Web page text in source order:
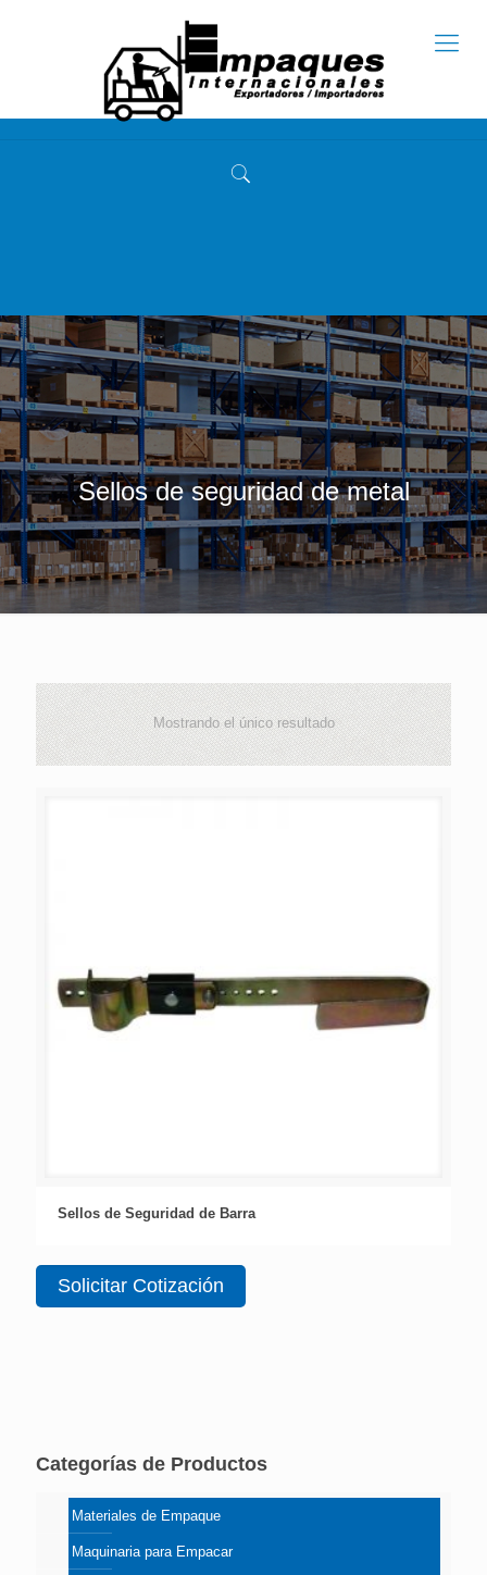
Sellos de seguridad de metal
Mostrando el único resultado
Sellos de Seguridad de Barra
Solicitar Cotización
Categorías de Productos
Materiales de Empaque
Maquinaria para Empacar